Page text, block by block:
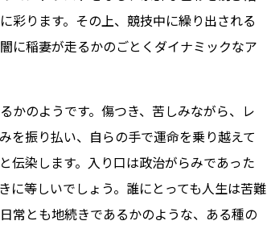
彩ります。その上、競技中に繰り出される
に稲妻が走るかのごとくダイナミックなア
かのようです。傷つき、苦しみながら、レ
を振り払い、自らの手で運命を乗り越えて
伝染します。入り口は政治がらみであった
に等しいでしょう。誰にとっても人生は苦難
常とも地続きであるかのような、ある種の